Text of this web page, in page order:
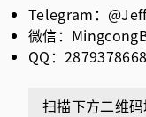
Telegram：
微信：
QQ：2879378668
扫描下方二维